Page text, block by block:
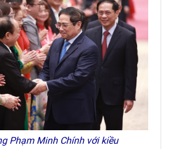
Phạm Minh Chính với kiều